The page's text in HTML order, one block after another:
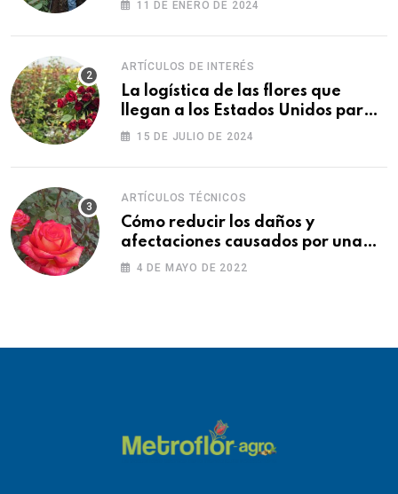
11 DE ENERO DE 2024
ARTÍCULOS DE INTERÉS
La logística de las flores que
llegan a los Estados Unidos para
las fiestas
15 DE JULIO DE 2024
ARTÍCULOS TÉCNICOS
Cómo reducir los daños y
afectaciones causados por una
fitotoxicidad
4 DE MAYO DE 2022